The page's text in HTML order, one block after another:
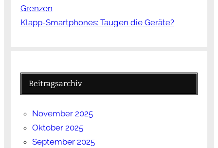
Grenzen
Klapp-Smartphones: Taugen die Geräte?
Beitragsarchiv
November 2025
Oktober 2025
September 2025